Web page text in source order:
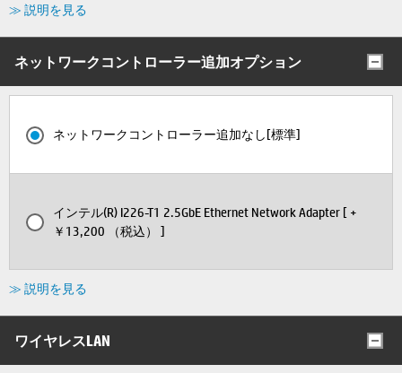
≫ 説明を見る
ネットワークコントローラー追加オプション
ネットワークコントローラー追加なし[標準]
インテル(R) I226-T1 2.5GbE Ethernet Network Adapter [ +
￥13,200 （税込） ]
≫ 説明を見る
ワイヤレスLAN